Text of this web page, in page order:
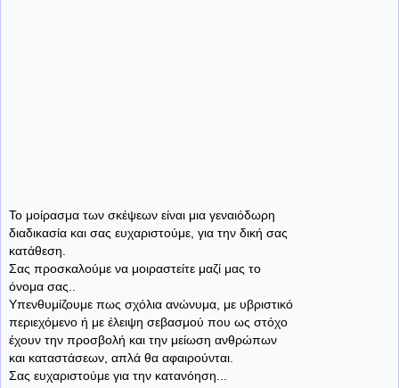
Το μοίρασμα των σκέψεων είναι μια γεναιόδωρη
διαδικασία και σας ευχαριστούμε, για την δική σας
κατάθεση.
Σας προσκαλούμε να μοιραστείτε μαζί μας το
όνομα σας..
Υπενθυμίζουμε πως σχόλια ανώνυμα, με υβριστικό
περιεχόμενο ή με έλειψη σεβασμού που ως στόχο
έχουν την προσβολή και την μείωση ανθρώπων
και καταστάσεων, απλά θα αφαιρούνται.
Σας ευχαριστούμε για την κατανόηση...